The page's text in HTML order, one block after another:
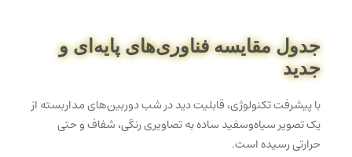
جدول مقایسه فناوری‌های پایه‌ای و
جدید
با پیشرفت تکنولوژی، قابلیت دید در شب دوربین‌های مداربسته از
یک تصویر سیاه‌وسفید ساده به تصاویری رنگی، شفاف و حتی
حرارتی رسیده است.